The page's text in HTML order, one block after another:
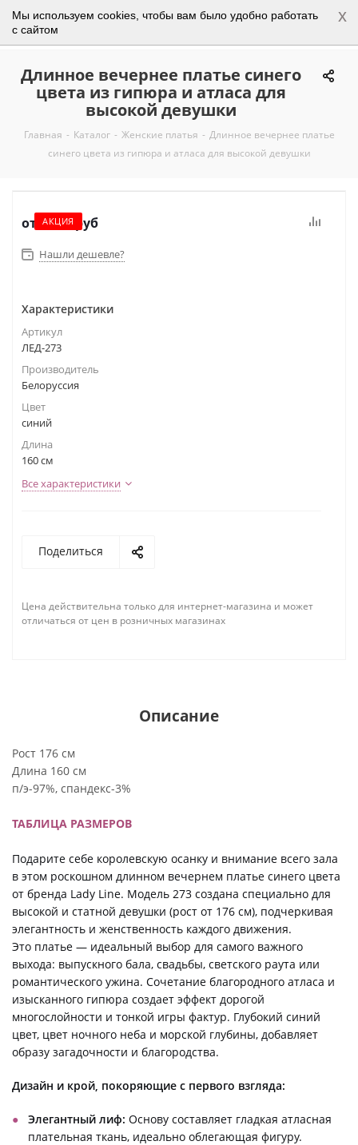
Мы используем cookies, чтобы вам было удобно работать
с сайтом
x
0
Длинное вечернее платье синего
цвета из гипюра и атласа для
высокой девушки
Главная - Каталог - Женские платья - Длинное вечернее платье
синего цвета из гипюра и атласа для высокой девушки
АКЦИЯ
от 6 950 руб
Нашли дешевле?
Характеристики
Артикул
ЛЕД-273
Производитель
Белоруссия
Цвет
синий
Длина
160 см
Все характеристики
Поделиться
Цена действительна только для интернет-магазина и может
отличаться от цен в розничных магазинах
Описание
Рост 176 см
Длина 160 см
п/э-97%, спандекс-3%
ТАБЛИЦА РАЗМЕРОВ
Подарите себе королевскую осанку и внимание всего зала
в этом роскошном длинном вечернем платье синего цвета
от бренда Lady Line. Модель 273 создана специально для
высокой и статной девушки (рост от 176 см), подчеркивая
элегантность и женственность каждого движения.
Это платье — идеальный выбор для самого важного
выхода: выпускного бала, свадьбы, светского раута или
романтического ужина. Сочетание благородного атласа и
изысканного гипюра создает эффект дорогой
многослойности и тонкой игры фактур. Глубокий синий
цвет, цвет ночного неба и морской глубины, добавляет
образу загадочности и благородства.
Дизайн и крой, покоряющие с первого взгляда:
Элегантный лиф: Основу составляет гладкая атласная
плательная ткань, идеально облегающая фигуру.